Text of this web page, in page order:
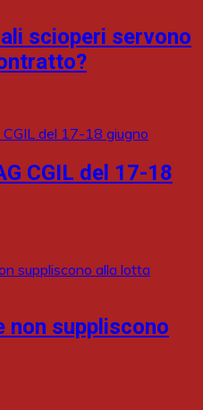
scioperi servono
CGIL del 17-18
non suppliscono